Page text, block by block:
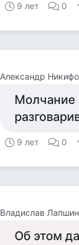
9 лет 0
Александр
Молчание
9 лет 0
Владислав Лапшин
Об этом